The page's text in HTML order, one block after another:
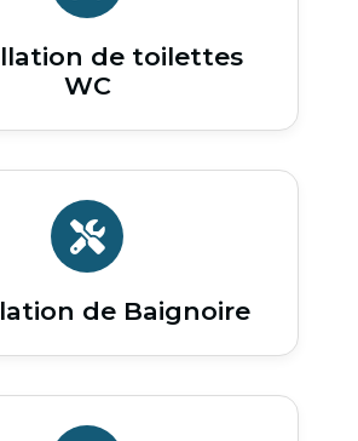
de toilettes
WC
de Baignoire